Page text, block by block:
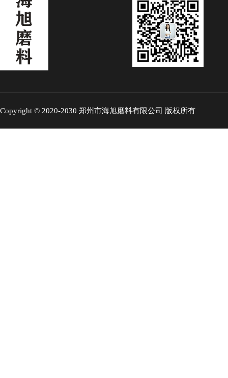
Copyright © 2020-2030 郑州市海旭磨料有限公司 版权所有